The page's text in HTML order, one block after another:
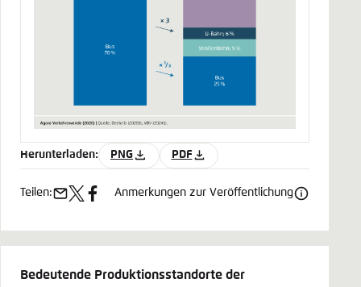
Herunterladen: PNG PDF
Teilen:
e- x facebook
Anmerkungen zur Veröffentlichung
Bedeutende Produktionsstandorte der